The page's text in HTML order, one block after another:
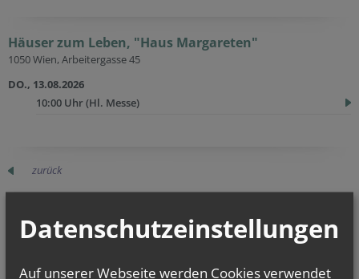
Häuser zum Leben, "Haus Margareten"
1050 Wien, Arbeitergasse 45
DO., 13.08.2026
10:00 Uhr(Hl. Messe)
zurück
Datenschutzeinstellungen
Auf unserer Webseite werden Cookies verwendet